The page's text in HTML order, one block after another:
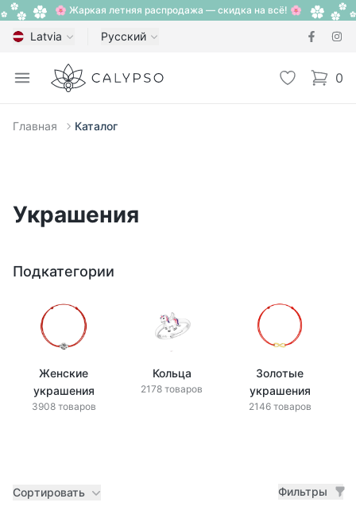
🌸 Жаркая летняя распродажа — скидка на всё! 🌸
Latvia Русский
Open menu
Calypso Избранное
0
items
Главная Каталог
Украшения
Подкатегории
Женские
украшения
3908 товаров
Кольца
2178 товаров
Золотые
украшения
2146 товаров
Сортировать Фильтры